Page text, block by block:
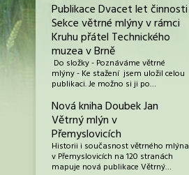
Publikace Dvacet let činnosti
Sekce větrné mlýny v rámci
Kruhu přátel Technického
muzea v Brně
Do složky - Poznáváme větrné
mlýny - Ke stažení jsem uložil celou
publikaci. Je možno si ji po…
Nová kniha Doubek Jan
Větrný mlýn v
Přemyslovicích
Historii i současnost větrného mlýna
v Přemyslovicích na 120 stranách
mapuje nová publikace Větrný…